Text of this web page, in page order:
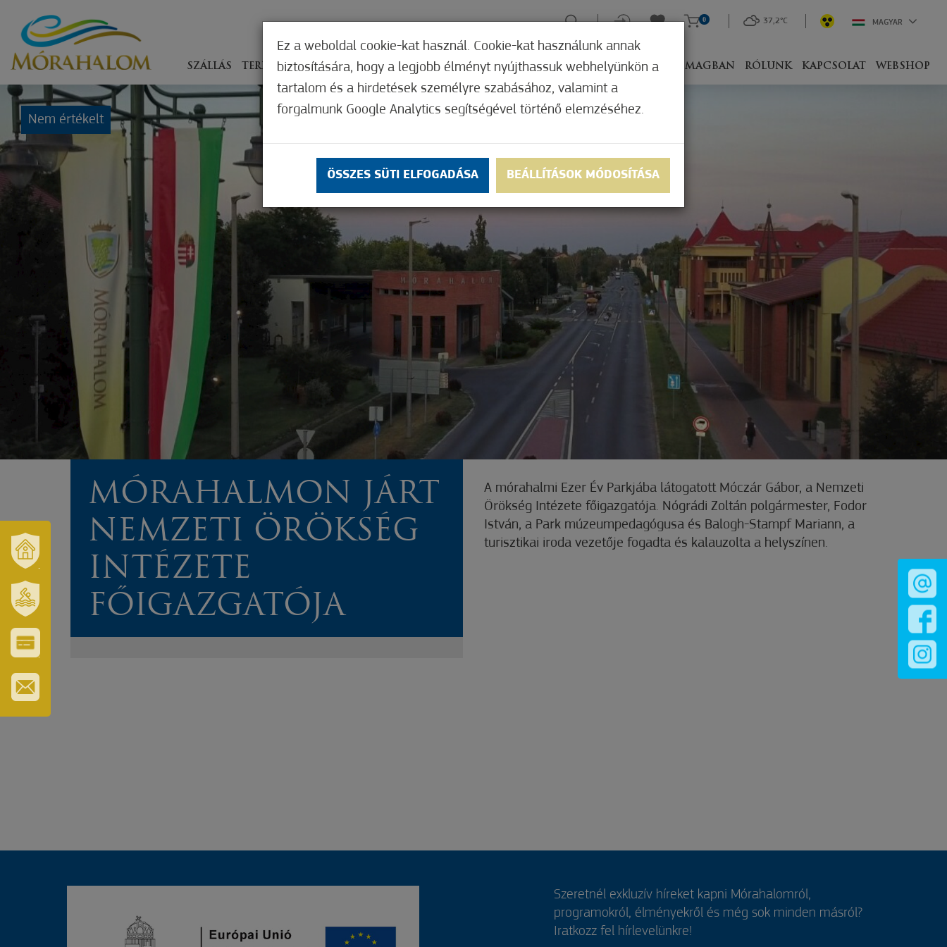
ÉS
TÉRSÉGÜNK
ERZSÉBET
GYÓGYFÜRDŐ
ÉS
TURISZTIKAI
KÁRTYA
SZÁLLÁS TERÍTÉKEN ÉLMÉNYSZERZÉS ZÖLD FÓKUSZ GYÓGYHELY MERRE, MIVEL CSOMAGBAN RÓLUNK KAPCSOLAT WEBSHOP
0 37,2°C MAGYAR
Nem értékelt
MÓRAHALMON JÁRT
NEMZETI ÖRÖKSÉG
INTÉZETE
FŐIGAZGATÓJA
A mórahalmi Ezer Év Parkjába látogatott Móczár Gábor, a Nemzeti
Örökség Intézete főigazgatója. Nógrádi Zoltán polgármester, Fodor
István, a Park múzeumpedagógusa és Balogh-Stampf Mariann, a
turisztikai iroda vezetője fogadta és kalauzolta a helyszínen.
Ez a weboldal cookie-kat használ. Cookie-kat használunk annak
biztosítására, hogy a legjobb élményt nyújthassuk webhelyünkön a
tartalom és a hirdetések személyre szabásához, valamint a
forgalmunk Google Analytics segítségével történő elemzéséhez.
ÖSSZES SÜTI ELFOGADÁSA BEÁLLÍTÁSOK MÓDOSÍTÁSA
Szeretnél exkluzív híreket kapni Mórahalomról,
programokról, élményekről és még sok minden másról?
Iratkozz fel hírlevelünkre!